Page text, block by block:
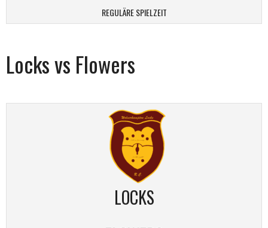
REGULÄRE SPIELZEIT
Locks vs Flowers
LOCKS